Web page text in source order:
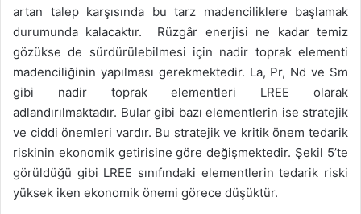
artan talep karşısında bu tarz madenciliklere başlamak
durumunda kalacaktır. Rüzgâr enerjisi ne kadar temiz
gözükse de sürdürülebilmesi için nadir toprak elementi
madenciliğinin yapılması gerekmektedir. La, Pr, Nd ve Sm
gibi nadir toprak elementleri LREE olarak
adlandırılmaktadır. Bular gibi bazı elementlerin ise stratejik
ve ciddi önemleri vardır. Bu stratejik ve kritik önem tedarik
riskinin ekonomik getirisine göre değişmektedir. Şekil 5’te
görüldüğü gibi LREE sınıfındaki elementlerin tedarik riski
yüksek iken ekonomik önemi görece düşüktür.